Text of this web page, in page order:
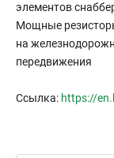
элементов
Мощные
на
передвижения
Ссылка: https://